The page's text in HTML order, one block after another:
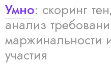
Умно: скоринг
анализ
маржинальности
участия